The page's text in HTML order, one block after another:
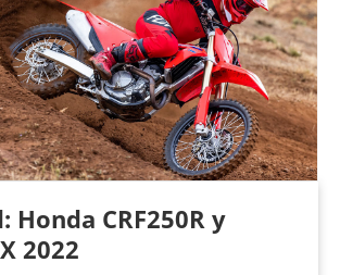
Honda CRF250R y
2022